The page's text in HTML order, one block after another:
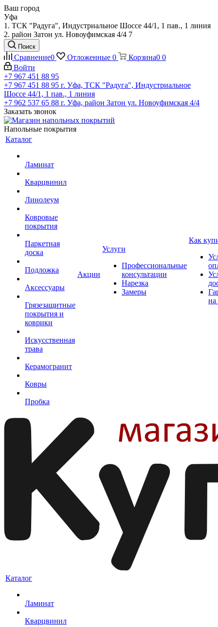
Ваш город
Уфа
1. ТСК "Радуга", Индустриальное Шоссе 44/1, 1 пав., 1 линия
2. район Затон ул. Новоуфимская 4/4 7
Поиск
Сравнение0 Отложенные 0 Корзина0 0
Войти
+7 967 451 88 95
+7 967 451 88 95 г. Уфа, ТСК "Радуга", Индустриальное
Шоссе 44/1, 1 пав., 1 линия
+7 962 537 65 88 г. Уфа, район Затон ул. Новоуфимская 4/4
Заказать звонок
Напольные покрытия
Каталог
Ламинат
Кварцвинил
Линолеум
Ковровые
покрытия
Паркетная
доска
Подложка
Аксессуары
Грязезащитные
покрытия и
коврики
Искусственная
трава
Керамогранит
Ковры
Пробка
Акции
Услуги
Профессиональные
консультации
Нарезка
Замеры
Как
на
Каталог
Ламинат
Кварцвинил